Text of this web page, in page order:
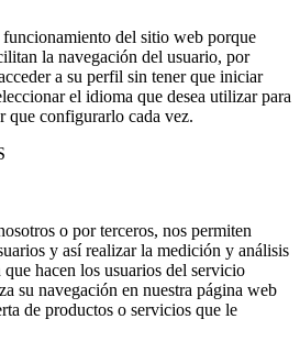
funcionamiento del sitio web porque
la navegación del usuario, por
a su perfil sin tener que iniciar
el idioma que desea utilizar para
que configurarlo cada vez.
o por terceros, nos permiten
y así realizar la medición y análisis
hacen los usuarios del servicio
su navegación en nuestra página web
de productos o servicios que le